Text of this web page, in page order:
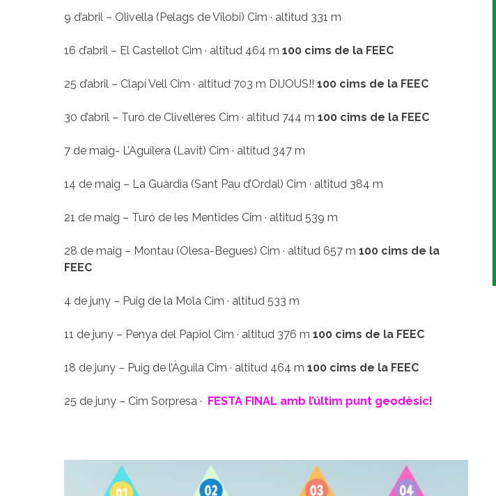
9 d’abril – Olivella (Pelags de Vilobi) Cim · altitud 331 m
16 d’abril – El Castellot Cim · altitud 464 m 100 cims de la FEEC
25 d’abril – Clapí Vell Cim · altitud 703 m DIJOUS!! 100 cims de la FEEC
30 d’abril – Turó de Clivelleres Cim · altitud 744 m 100 cims de la FEEC
7 de maig- L’Aguilera (Lavit) Cim · altitud 347 m
14 de maig – La Guàrdia (Sant Pau d’Ordal) Cim · altitud 384 m
21 de maig – Turó de les Mentides Cim · altitud 539 m
28 de maig – Montau (Olesa-Begues) Cim · altitud 657 m 100 cims de la
FEEC
4 de juny – Puig de la Mola Cim · altitud 533 m
11 de juny – Penya del Papiol Cim · altitud 376 m 100 cims de la FEEC
18 de juny – Puig de l’Àguila Cim · altitud 464 m 100 cims de la FEEC
25 de juny – Cim Sorpresa · FESTA FINAL amb l’últim punt geodèsic!